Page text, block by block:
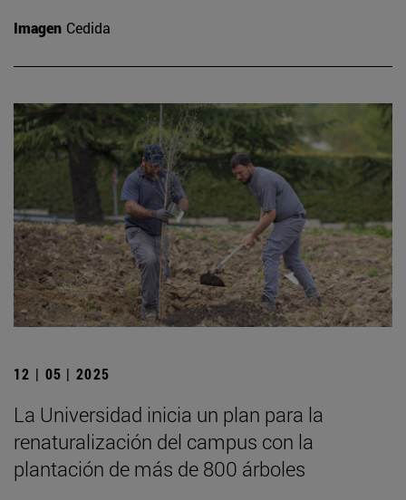
Imagen Cedida
12 | 05 | 2025
La Universidad inicia un plan para la
renaturalización del campus con la
plantación de más de 800 árboles